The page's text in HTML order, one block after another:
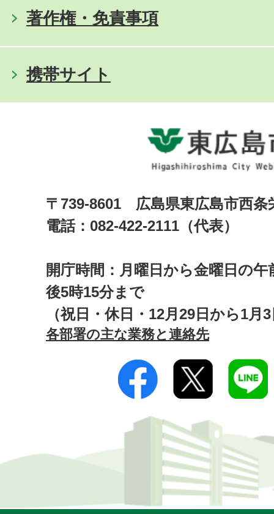
著作権・免責事項
携帯サイト
〒739-8601 広島県東広島市西
電話：082-422-2111（代表）
開庁時間：月曜日から金曜日の午
後5時15分まで
（祝日・休日・12月29日から1月
各部署の主な業務と連絡先